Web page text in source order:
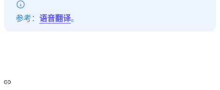
参考： 语音翻译。